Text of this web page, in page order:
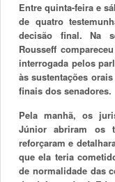
Entre quinta-feira e
de quatro
decisão final. Na
Rousseff
interrogada pelos
às sustentações
finais dos senadores.
Pela manhã, os
Júnior abriram os
reforçaram e
que ela teria
de normalidade das